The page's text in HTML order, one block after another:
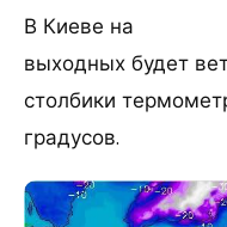
В Киеве на
выходных будет
столбики
градусов.